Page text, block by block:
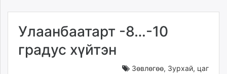
Бизнес ААН
Төрийн
Улаанбаатарт -8…-10
градус хүйтэн
Зөвлөгөө, Зурхай, цаг